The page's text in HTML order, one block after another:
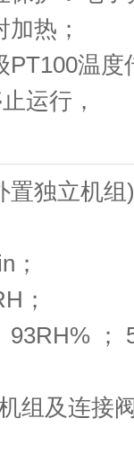
热；
PT100温
运行，
置独立机组
；
；
；
组及连接